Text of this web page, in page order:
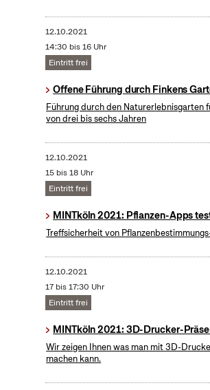
12.10.2021
14:30 bis 16 Uhr
Eintritt frei
Offene Führung durch Finkens
Führung durch den Naturerlebnisgarten
von drei bis sechs Jahren
12.10.2021
15 bis 18 Uhr
Eintritt frei
MINTköln 2021: Pflanzen-Apps
Treffsicherheit von
12.10.2021
17 bis 17:30 Uhr
Eintritt frei
MINTköln 2021: 3D-Drucker-
Wir zeigen Ihnen was man mit 3D-
machen kann.